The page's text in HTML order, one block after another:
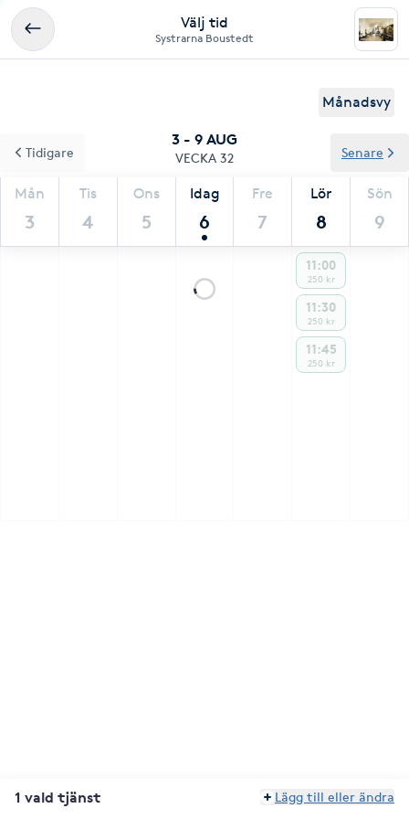
Välj tid
Systrarna Boustedt
Månadsvy
3 - 9 AUG
VECKA 32
Mån
3
Tis
4
Ons
5
Idag
6
Fre
7
Lör
8
Sön
9
Tidigare Senare
11:00
250 kr
11:30
250 kr
11:45
250 kr
1 vald tjänst Lägg till eller ändra